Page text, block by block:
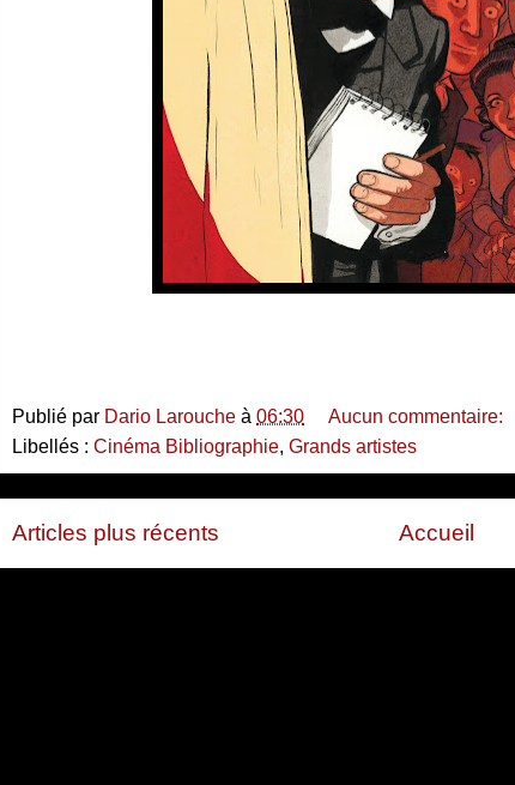
Publié par Dario Larouche à 06:30
Aucun commentaire:
Libellés : Cinéma Bibliographie, Grands artistes
Articles plus récents Accueil